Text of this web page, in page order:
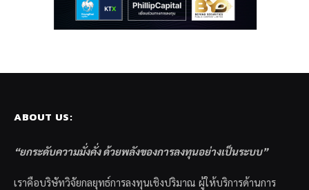
ABOUT US:
“ยกระดับความมั่งคั่ง ด้วยพลังของการลงทุนอย่างเป็นระบบ”
เราคือบริษัทวิจัยกลยุทธ์การลงทุนเชิงปริมาณ ผู้ให้บริการด้านการ